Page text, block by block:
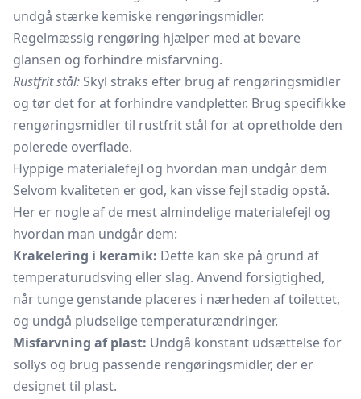
undgå stærke kemiske rengøringsmidler.
Regelmæssig rengøring hjælper med at bevare
glansen og forhindre misfarvning.
Rustfrit stål: Skyl straks efter brug af rengøringsmidler
og tør det for at forhindre vandpletter. Brug specifikke
rengøringsmidler til rustfrit stål for at opretholde den
polerede overflade.
Hyppige materialefejl og hvordan man undgår dem
Selvom kvaliteten er god, kan visse fejl stadig opstå.
Her er nogle af de mest almindelige materialefejl og
hvordan man undgår dem:
Krakelering i keramik: Dette kan ske på grund af
temperaturudsving eller slag. Anvend forsigtighed,
når tunge genstande placeres i nærheden af toilettet,
og undgå pludselige temperaturændringer.
Misfarvning af plast: Undgå konstant udsættelse for
sollys og brug passende rengøringsmidler, der er
designet til plast.